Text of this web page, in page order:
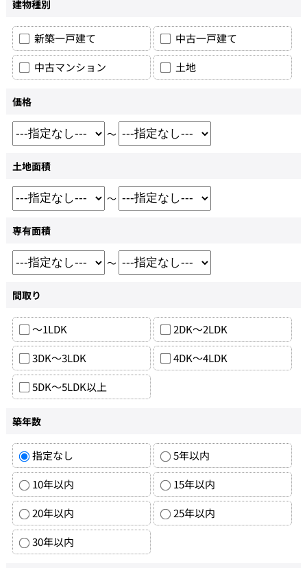
建物種別
新築一戸建て
中古一戸建て
中古マンション
土地
価格
～
土地面積
～
専有面積
～
間取り
～1LDK
2DK～2LDK
3DK～3LDK
4DK～4LDK
5DK～5LDK以上
築年数
指定なし
5年以内
10年以内
15年以内
20年以内
25年以内
30年以内